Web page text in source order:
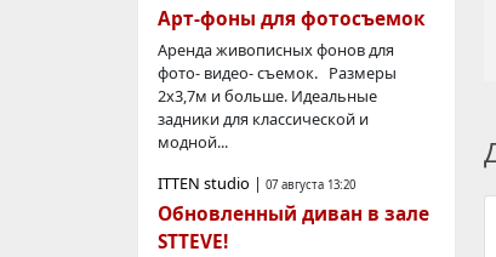
Арт-фоны для фотосъемок
Аренда живописных фонов для
фото- видео- съемок. Размеры
2х3,7м и больше. Идеальные
задники для классической и
модной...
ITTEN studio | 07 августа 13:20
Обновленный диван в зале
STTEVE!